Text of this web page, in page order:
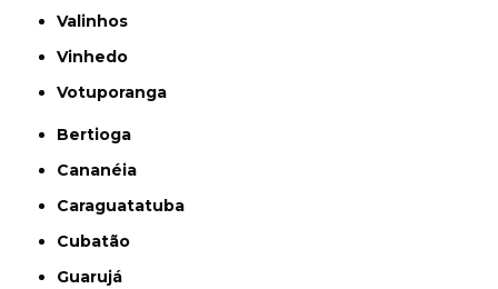
Valinhos
Vinhedo
Votuporanga
Bertioga
Cananéia
Caraguatatuba
Cubatão
Guarujá